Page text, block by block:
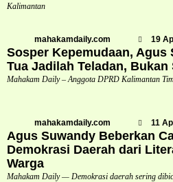
Kalimantan
mahakamdaily.com 19
Sosper Kepemudaan, Agus
Tua Jadilah Teladan,
Mahakam Daily – Anggota DPRD Kalimantan
mahakamdaily.com 11
Agus Suwandy Beberkan
Demokrasi Daerah dari
Warga
Mahakam Daily — Demokrasi daerah sering